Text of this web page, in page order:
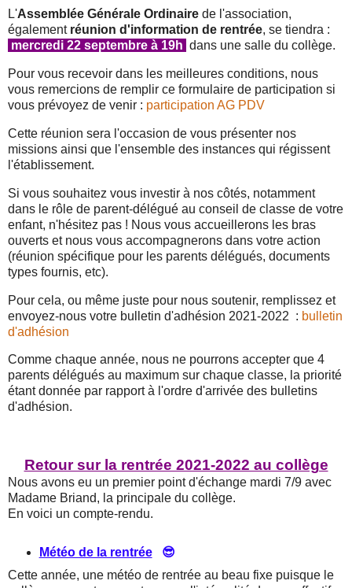
L'Assemblée Générale Ordinaire de l'association,
également réunion d'information de rentrée, se tiendra :
mercredi 22 septembre à 19h dans une salle du collège.
Pour vous recevoir dans les meilleures conditions, nous
vous remercions de remplir ce formulaire de participation si
vous prévoyez de venir : participation AG PDV
Cette réunion sera l'occasion de vous présenter nos
missions ainsi que l'ensemble des instances qui régissent
l'établissement.
Si vous souhaitez vous investir à nos côtés, notamment
dans le rôle de parent-délégué au conseil de classe de votre
enfant, n'hésitez pas ! Nous vous accueillerons les bras
ouverts et nous vous accompagnerons dans votre action
(réunion spécifique pour les parents délégués, documents
types fournis, etc).
Pour cela, ou même juste pour nous soutenir, remplissez et
envoyez-nous votre bulletin d'adhésion 2021-2022 : bulletin
d'adhésion
Comme chaque année, nous ne pourrons accepter que 4
parents délégués au maximum sur chaque classe, la priorité
étant donnée par rapport à l'ordre d'arrivée des bulletins
d'adhésion.
Retour sur la rentrée 2021-2022 au collège
Nous avons eu un premier point d'échange mardi 7/9 avec
Madame Briand, la principale du collège.
En voici un compte-rendu.
Météo de la rentrée😎
Cette année, une météo de rentrée au beau fixe puisque le